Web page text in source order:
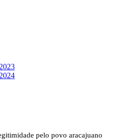
pelo povo aracajuano